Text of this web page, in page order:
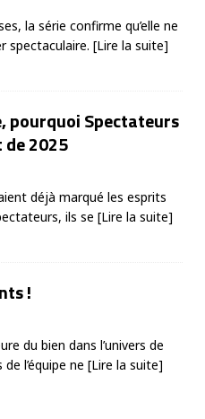
la série confirme qu’elle ne
spectaculaire. [Lire la suite]
pourquoi Spectateurs
2025
déjà marqué les esprits
ils se [Lire la suite]
!
du bien dans l’univers de
l’équipe ne [Lire la suite]